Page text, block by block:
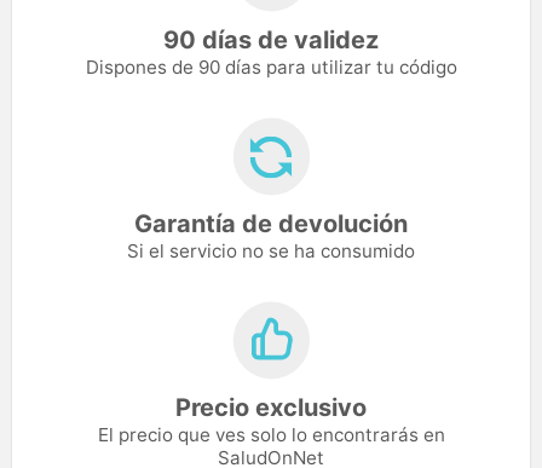
90 días de validez
Dispones de 90 días para utilizar tu código
Garantía de devolución
Si el servicio no se ha consumido
Precio exclusivo
El precio que ves solo lo encontrarás en
SaludOnNet